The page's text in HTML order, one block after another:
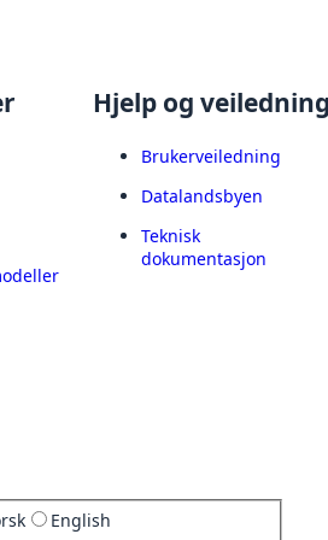
Hjelp og
Brukerveiledning
Datalandsbyen
Teknisk
dokumentasjon
English